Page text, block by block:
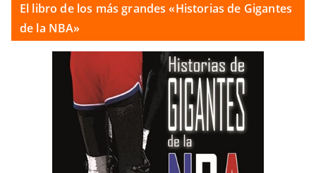
El libro de los más grandes «Historias de Gigantes
de la NBA»